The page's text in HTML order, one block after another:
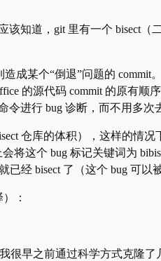
知道，git 里有一个 bisect（
成某个“倒退”问题的 commit
的源代码 commit 的原有
进行 bug 诊断，而不用多次
仓库的体积），这样的情
这个 bug 标记关键词为
经 bisect 了（这个 bug 可以
：
早之前通过科学方式克隆